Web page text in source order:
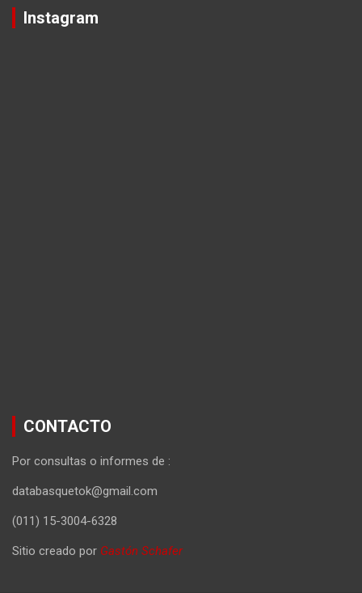
Instagram
CONTACTO
Por consultas o informes de :
databasquetok@gmail.com
(011) 15-3004-6328
Sitio creado por Gastón Schafer